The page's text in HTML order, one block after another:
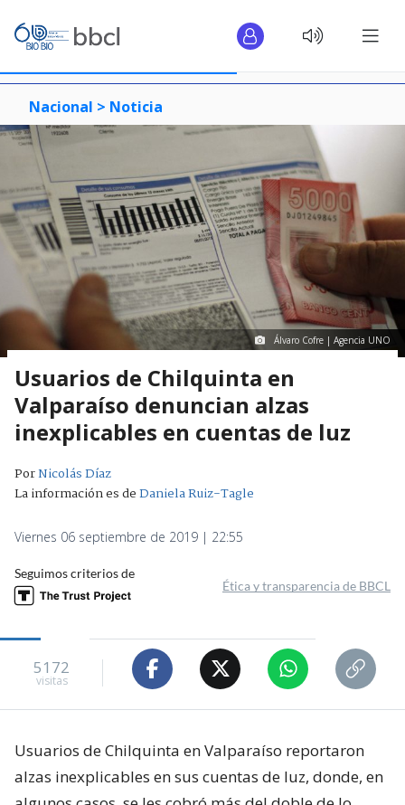
Nacional > Noticia
Álvaro Cofre | Agencia UNO
Usuarios de Chilquinta en
Valparaíso denuncian alzas
inexplicables en cuentas de luz
PorNicolás Díaz
La información es deDaniela Ruiz-Tagle
Viernes 06 septiembre de 2019 | 22:55
Seguimos criterios de
Ética y transparencia de BBCL
5172
visitas
Usuarios de Chilquinta en Valparaíso reportaron
alzas inexplicables en sus cuentas de luz, donde, en